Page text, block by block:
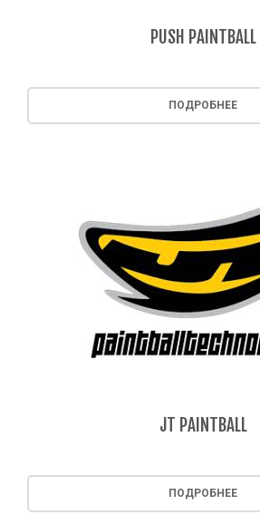
PUSH PAINTBALL
ПОДРОБНЕЕ
JT PAINTBALL
ПОДРОБНЕЕ